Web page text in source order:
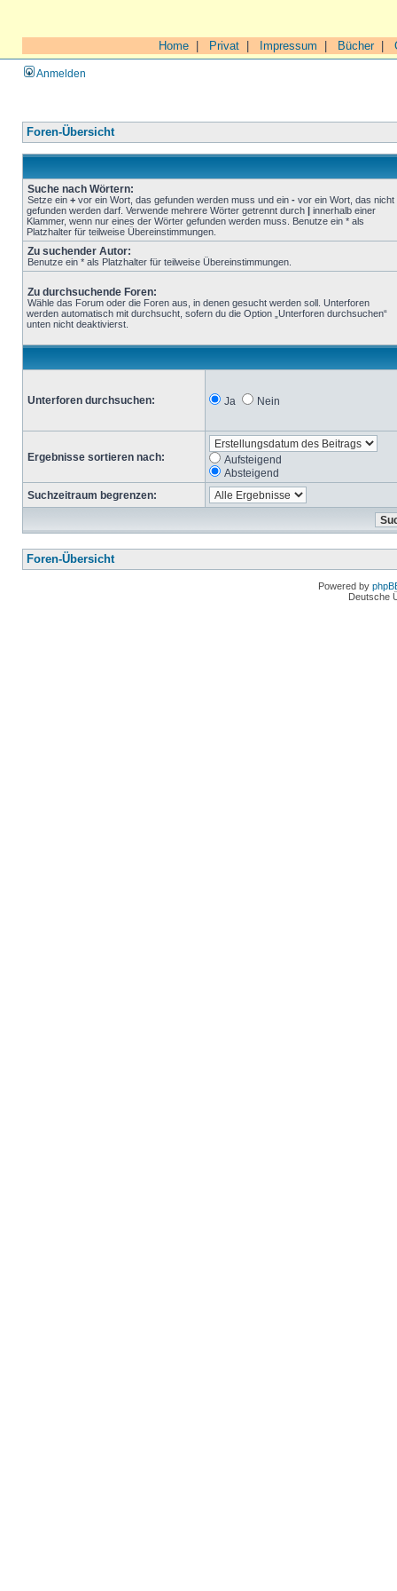
Home Privat Impressum Bücher|
Anmelden
Foren-Übersicht
Suche nach Wörtern:
Setze ein + vor ein Wort, das gefunden werden muss und ein - vor ein Wort, das nicht
gefunden werden darf. Verwende mehrere Wörter getrennt durch | innerhalb einer
Klammer, wenn nur eines der Wörter gefunden werden muss. Benutze ein * als
Platzhalter für teilweise Übereinstimmungen.
Zu suchender Autor:
Benutze ein * als Platzhalter für teilweise Übereinstimmungen.
Zu durchsuchende Foren:
Wähle das Forum oder die Foren aus, in denen gesucht werden soll. Unterforen
werden automatisch mit durchsucht, sofern du die Option „Unterforen durchsuchen“
unten nicht deaktivierst.
Unterforen durchsuchen: Ja Nein
Ergebnisse sortieren nach:
Aufsteigend
Absteigend
Suchzeitraum begrenzen:
Foren-Übersicht
Powered by
Deutsche